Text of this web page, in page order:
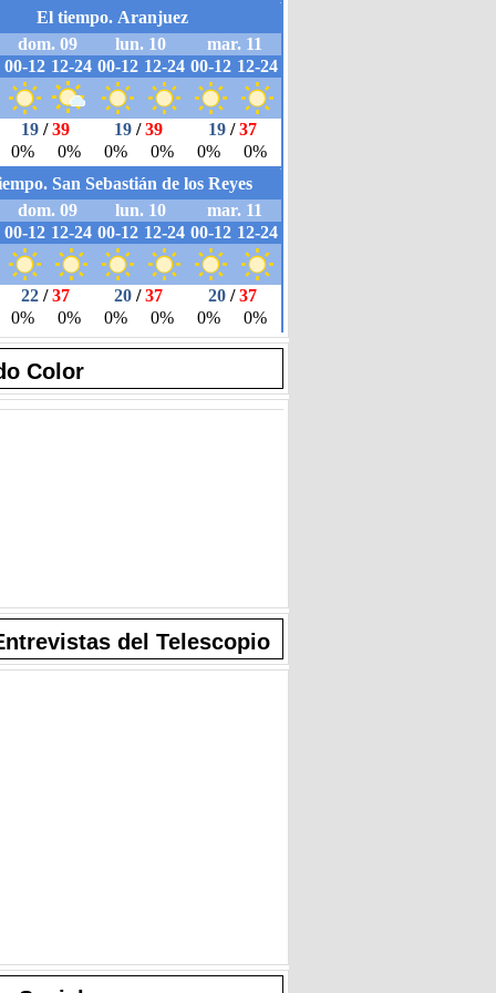
Color
del Telescopio